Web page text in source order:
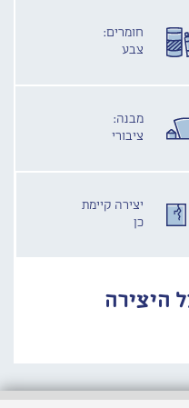
חומרים:
צבע
מבנה:
ציבורי
יצירה קיימת
כן
היצירה